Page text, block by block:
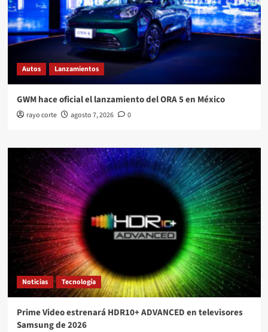
Autos Lanzamientos
GWM hace oficial el lanzamiento del ORA 5 en México
rayo corte agosto 7, 2026 0
Noticias Tecnología
Prime Video estrenará HDR10+ ADVANCED en televisores
Samsung de 2026